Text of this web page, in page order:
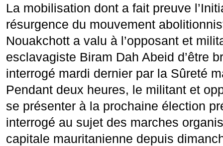
La mobilisation dont a fait preuve
résurgence du mouvement
Nouakchott a valu à l’opposant et
esclavagiste Biram Dah Abeid d’être
interrogé mardi dernier par la Sûreté
Pendant deux heures, le militant et
se présenter à la prochaine élection
interrogé au sujet des marches
capitale mauritanienne depuis